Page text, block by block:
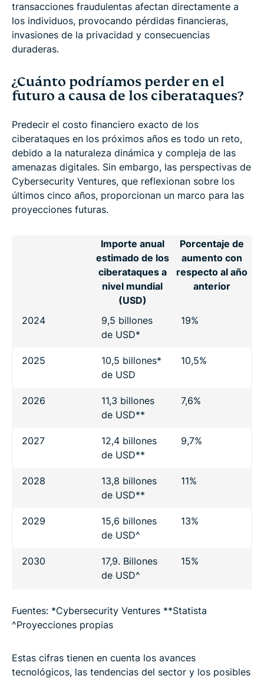
transacciones fraudulentas afectan directamente a
los individuos, provocando pérdidas financieras,
invasiones de la privacidad y consecuencias
duraderas.
¿Cuánto podríamos perder en el
futuro a causa de los ciberataques?
Predecir el costo financiero exacto de los
ciberataques en los próximos años es todo un reto,
debido a la naturaleza dinámica y compleja de las
amenazas digitales. Sin embargo, las perspectivas de
Cybersecurity Ventures, que reflexionan sobre los
últimos cinco años, proporcionan un marco para las
proyecciones futuras.
Importe anual
estimado de los
ciberataques a
nivel mundial
(USD)
Porcentaje de
aumento con
respecto al año
anterior
2024
9,5 billones
de USD*
19%
2025
10,5 billones*
de USD
10,5%
2026
11,3 billones
de USD**
7,6%
2027
12,4 billones
de USD**
9,7%
2028
13,8 billones
de USD**
11%
2029
15,6 billones
de USD^
13%
2030
17,9. Billones
de USD^
15%
Fuentes: *Cybersecurity Ventures **Statista
^Proyecciones propias
Estas cifras tienen en cuenta los avances
tecnológicos, las tendencias del sector y los posibles